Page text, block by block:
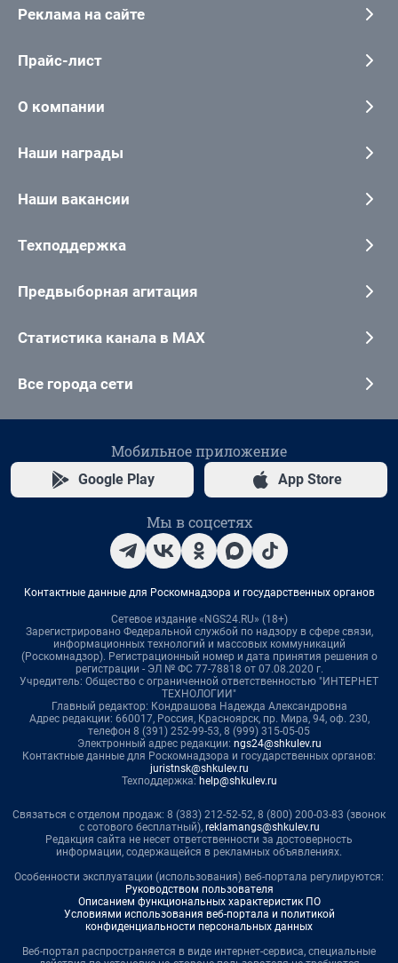
Реклама на сайте
Прайс-лист
О компании
Наши награды
Наши вакансии
Техподдержка
Предвыборная агитация
Статистика канала в MAX
Все города сети
Мобильное приложение
Google Play App Store
Мы в соцсетях
Контактные данные для Роскомнадзора и государственных органов
Сетевое издание «NGS24.RU» (18+)
Зарегистрировано Федеральной службой по надзору в сфере связи,
информационных технологий и массовых коммуникаций
(Роскомнадзор). Регистрационный номер и дата принятия решения о
регистрации - ЭЛ № ФС 77-78818 от 07.08.2020 г.
Учредитель: Общество с ограниченной ответственностью "ИНТЕРНЕТ
ТЕХНОЛОГИИ"
Главный редактор: Кондрашова Надежда Александровна
Адрес редакции: 660017, Россия, Красноярск, пр. Мира, 94, оф. 230,
телефон 8 (391) 252-99-53, 8 (999) 315-05-05
Электронный адрес редакции: ngs24@shkulev.ru
Контактные данные для Роскомнадзора и государственных органов:
juristnsk@shkulev.ru
Техподдержка: help@shkulev.ru
Связаться с отделом продаж: 8 (383) 212-52-52, 8 (800) 200-03-83 (звонок
с сотового бесплатный), reklamangs@shkulev.ru
Редакция сайта не несет ответственности за достоверность
информации, содержащейся в рекламных объявлениях.
Особенности эксплуатации (использования) веб-портала регулируются:
Руководством пользователя
Описанием функциональных характеристик ПО
Условиями использования веб-портала и политикой
конфиденциальности персональных данных
Веб-портал распространяется в виде интернет-сервиса, специальные